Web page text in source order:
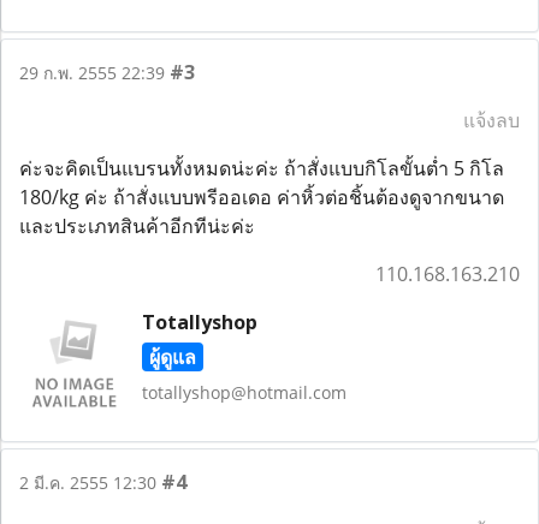
29 ก.พ. 2555 22:39 #3
แจ้งลบ
ค่ะจะคิดเป็นแบรนทั้งหมดน่ะค่ะ ถ้าสั่งแบบกิโลขั้นต่ำ 5 กิโล
180/kg ค่ะ ถ้าสั่งแบบพรีออเดอ ค่าหิ้วต่อชิ้นต้องดูจากขนาด
และประเภทสินค้าอีกทีน่ะค่ะ
110.168.163.210
Totallyshop
ผู้ดูแล
totallyshop@hotmail.com
2 มี.ค. 2555 12:30 #4